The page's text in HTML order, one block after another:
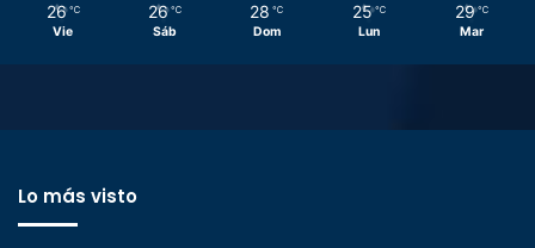
26 ℃
Vie
26 ℃
Sáb
28 ℃
Dom
25 ℃
Lun
29 ℃
Mar
Lo más visto